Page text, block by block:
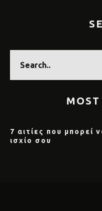
7 αιτίες που μπορεί
ισχίο σου